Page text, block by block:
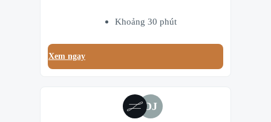
Khoảng 30 phút
Xem ngay
DJ